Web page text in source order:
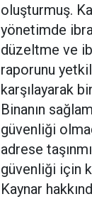
oluşturmuş.
yönetimde
düzeltme ve
raporunu
karşılayarak
Binanın
güvenliği
adrese
güvenliği için
Kaynar